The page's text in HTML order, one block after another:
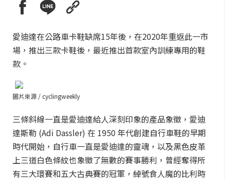
愛迪達在公路車卡鞋缺席15年後，在2020年重返此一市
場，推出三款卡鞋後，最近推出首款室內訓練專用的鞋
款。
圖片來源 / cyclingweekly
三條斜線一直是愛迪達給人深刻印象的產品象徵，愛迪
達斯勒 (Adi Dassler) 在 1950 年代創建自行車鞋的早期
時代開始，自行車一直是愛迪達的靈魂，以及黑色皮革
上三道白色條紋也象徵了無數的賽事勝利，曾經奪得所
有三大環賽和五大古典賽的冠軍，綽號食人魔的比利時